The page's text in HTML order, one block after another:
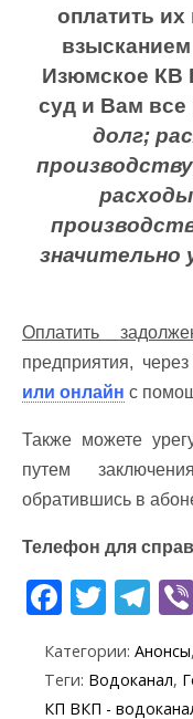
оплатить их
Изюмское КВ
суд и Вам все
долг;
значительно
Оплатить
предприятия,
или онлайн с
Также можете
путем
обратившись в
Телефон для
F
e
b
T
itt
er
T
e
gr
Категории: Анонсы,
Теги: Водоканал,
КП ВКП -